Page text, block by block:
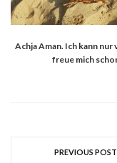
Achja Aman. Ich kann
freue mich
PREVIOUS POST